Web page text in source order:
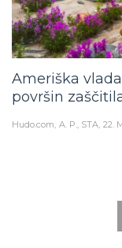
Ameriška
površin
Hudo.com A. P., STA 22.